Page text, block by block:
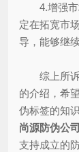
4.增强市
定在拓宽市
导，能够继
综上所诉
的介绍，希
伪标签的知
尚源防伪公司
支持成立的